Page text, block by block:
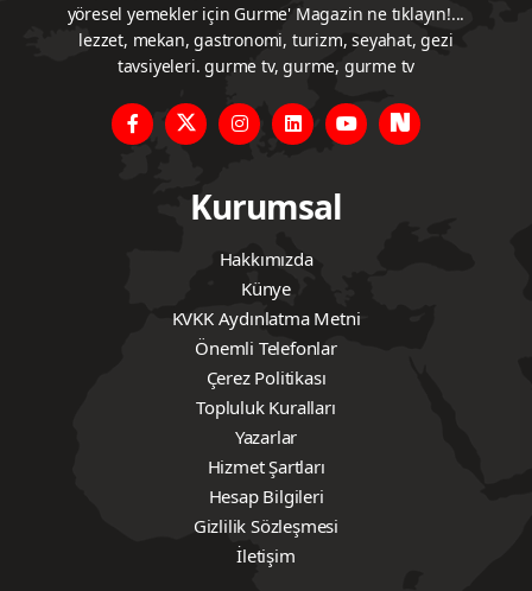
yöresel yemekler için Gurme' Magazin ne tıklayın!...
lezzet, mekan, gastronomi, turizm, seyahat, gezi
tavsiyeleri. gurme tv, gurme, gurme tv
Kurumsal
Hakkımızda
Künye
KVKK Aydınlatma Metni
Önemli Telefonlar
Çerez Politikası
Topluluk Kuralları
Yazarlar
Hizmet Şartları
Hesap Bilgileri
Gizlilik Sözleşmesi
İletişim